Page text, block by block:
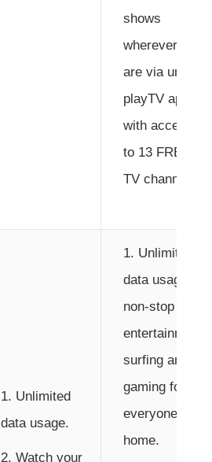
shows
wherever you
are via unifi
playTV app
with access
to 13 FREE
TV channels.
Unlimited
data usage.
Watch your
Unlimited
data usage for
non-stop
entertainment,
surfing and
gaming for
everyone at
home.